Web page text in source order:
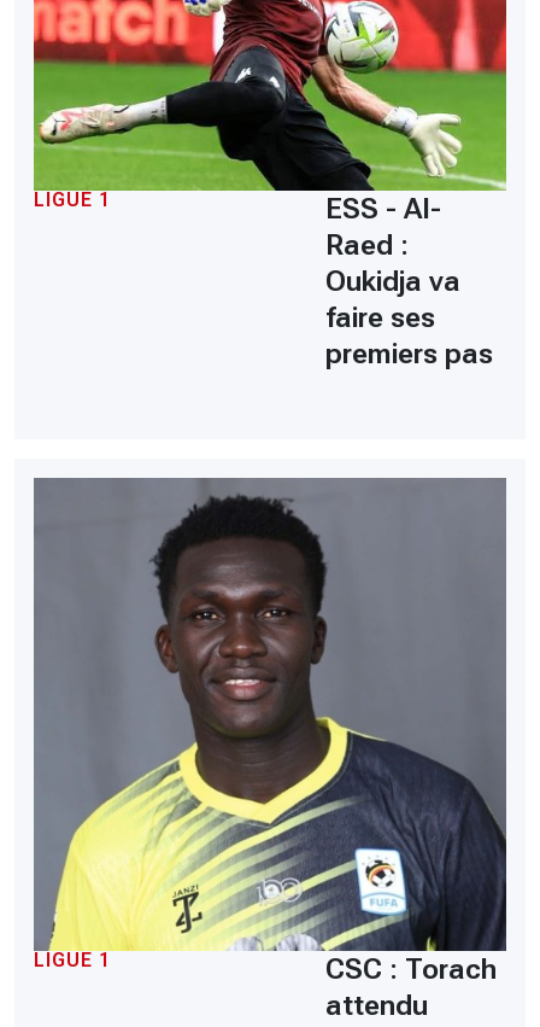
LIGUE 1
ESS - Al-
Raed :
Oukidja va
faire ses
premiers pas
LIGUE 1
CSC : Torach
attendu